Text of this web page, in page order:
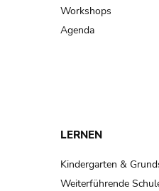
Workshops
Agenda
LERNEN
Kindergarten &
Weiterführende